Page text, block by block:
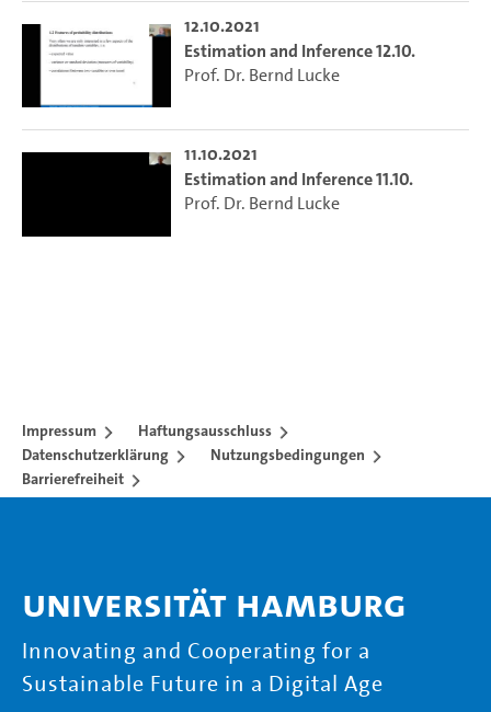
12.10.2021
Estimation and Inference 12.10.
Prof. Dr. Bernd Lucke
11.10.2021
Estimation and Inference 11.10.
Prof. Dr. Bernd Lucke
Impressum
Haftungsausschluss
Datenschutzerklärung
Nutzungsbedingungen
Barrierefreiheit
Universität Hamburg
Innovating and Cooperating for a
Sustainable Future in a Digital Age